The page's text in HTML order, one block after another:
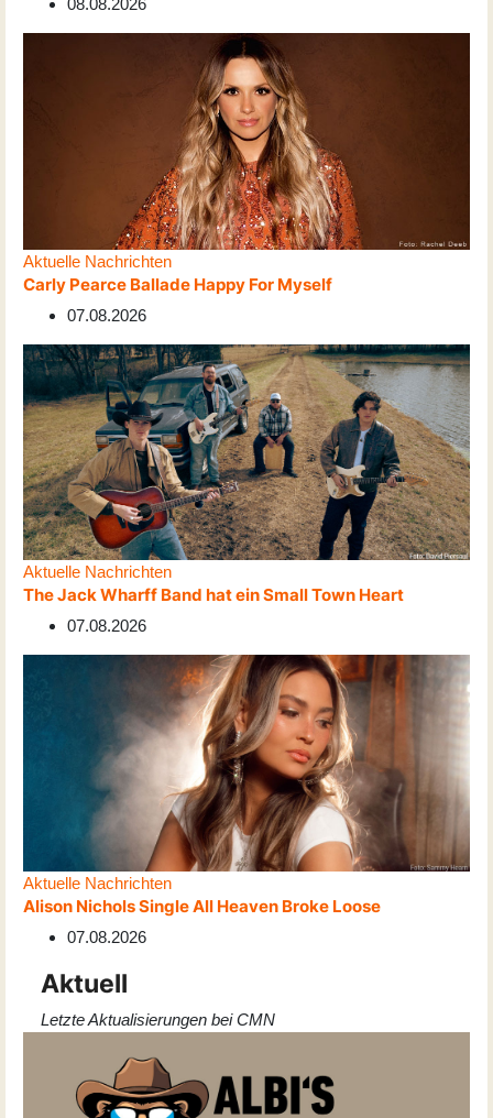
Aktuelle Nachrichten
Carly Pearce Ballade Happy For Myself
07.08.2026
Aktuelle Nachrichten
The Jack Wharff Band hat ein Small Town Heart
07.08.2026
Aktuelle Nachrichten
Alison Nichols Single All Heaven Broke Loose
07.08.2026
Aktuell
Letzte Aktualisierungen bei CMN